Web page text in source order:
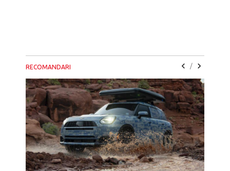
RECOMANDARI /